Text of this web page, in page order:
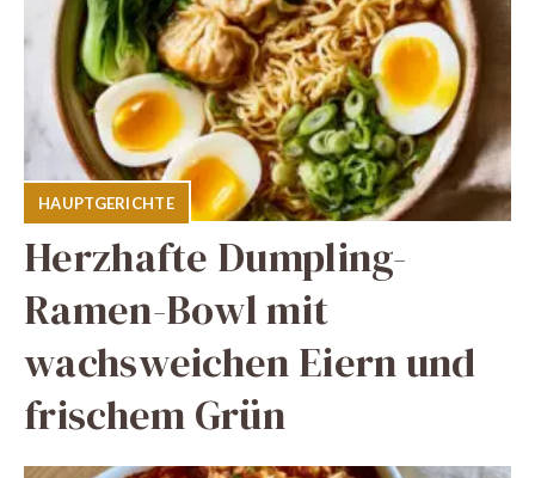
HAUPTGERICHTE
Herzhafte Dumpling-
Ramen-Bowl mit
wachsweichen Eiern und
frischem Grün